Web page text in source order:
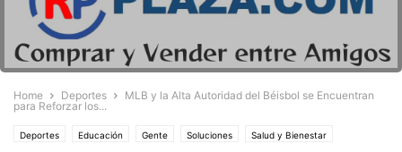
Home Deportes
MLB y la Alta Autoridad del Béisbol se Encuentran
para Reforzar los...
Deportes Educación Gente Soluciones Salud y Bienestar